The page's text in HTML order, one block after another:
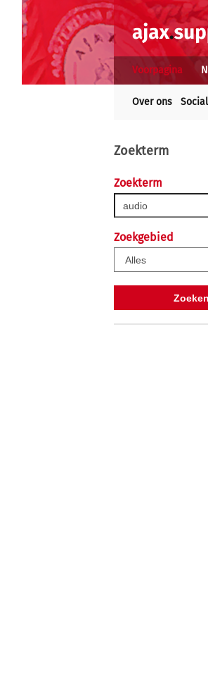
Voorpagina
Over ons Social
Zoekterm
Zoekterm
Zoekgebied